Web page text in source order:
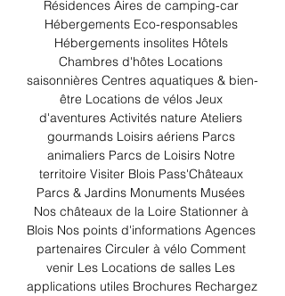
Résidences Aires de camping-car
Hébergements Eco-responsables
Hébergements insolites Hôtels
Chambres d'hôtes Locations
saisonnières Centres aquatiques & bien-
être Locations de vélos Jeux
d'aventures Activités nature Ateliers
gourmands Loisirs aériens Parcs
animaliers Parcs de Loisirs Notre
territoire Visiter Blois Pass'Châteaux
Parcs & Jardins Monuments Musées
Nos châteaux de la Loire Stationner à
Blois Nos points d'informations Agences
partenaires Circuler à vélo Comment
venir Les Locations de salles Les
applications utiles Brochures Rechargez